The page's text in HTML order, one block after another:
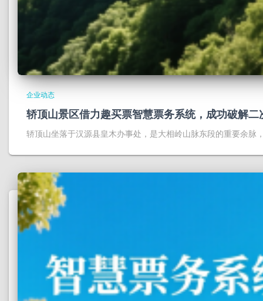
企业动态
轿顶山景区借力趣买票智慧票务系统，成功破解
轿顶山坐落于汉源县皇木办事处，是大相岭山脉东段的重要余脉